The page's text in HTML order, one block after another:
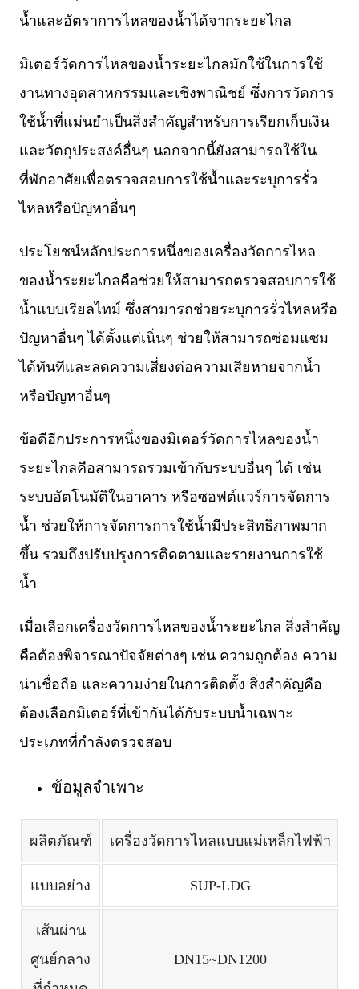
น้ำและอัตราการไหลของน้ำได้จากระยะไกล
มิเตอร์วัดการไหลของน้ำระยะไกลมักใช้ในการใช้
งานทางอุตสาหกรรมและเชิงพาณิชย์ ซึ่งการวัดการ
ใช้น้ำที่แม่นยำเป็นสิ่งสำคัญสำหรับการเรียกเก็บเงิน
และวัตถุประสงค์อื่นๆ นอกจากนี้ยังสามารถใช้ใน
ที่พักอาศัยเพื่อตรวจสอบการใช้น้ำและระบุการรั่ว
ไหลหรือปัญหาอื่นๆ
ประโยชน์หลักประการหนึ่งของเครื่องวัดการไหล
ของน้ำระยะไกลคือช่วยให้สามารถตรวจสอบการใช้
น้ำแบบเรียลไทม์ ซึ่งสามารถช่วยระบุการรั่วไหลหรือ
ปัญหาอื่นๆ ได้ตั้งแต่เนิ่นๆ ช่วยให้สามารถซ่อมแซม
ได้ทันทีและลดความเสี่ยงต่อความเสียหายจากน้ำ
หรือปัญหาอื่นๆ
ข้อดีอีกประการหนึ่งของมิเตอร์วัดการไหลของน้ำ
ระยะไกลคือสามารถรวมเข้ากับระบบอื่นๆ ได้ เช่น
ระบบอัตโนมัติในอาคาร หรือซอฟต์แวร์การจัดการ
น้ำ ช่วยให้การจัดการการใช้น้ำมีประสิทธิภาพมาก
ขึ้น รวมถึงปรับปรุงการติดตามและรายงานการใช้
น้ำ
เมื่อเลือกเครื่องวัดการไหลของน้ำระยะไกล สิ่งสำคัญ
คือต้องพิจารณาปัจจัยต่างๆ เช่น ความถูกต้อง ความ
น่าเชื่อถือ และความง่ายในการติดตั้ง สิ่งสำคัญคือ
ต้องเลือกมิเตอร์ที่เข้ากันได้กับระบบน้ำเฉพาะ
ประเภทที่กำลังตรวจสอบ
ข้อมูลจำเพาะ
ผลิตภัณฑ์ เครื่องวัดการไหลแบบแม่เหล็กไฟฟ้า
แบบอย่าง SUP-LDG
เส้นผ่าน
ศูนย์กลาง
DN15~DN1200